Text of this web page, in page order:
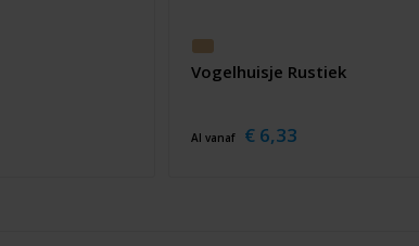
Vogelhuisje Rustiek
Al vanaf € 6,33